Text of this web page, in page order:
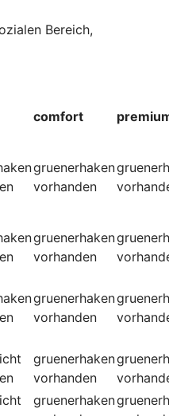
Bereich,
comfort
gruenerhaken
vorhanden
gruenerhaken
vorhanden
gruenerhaken
vorhanden
gruenerhaken
vorhanden
gruenerhaken